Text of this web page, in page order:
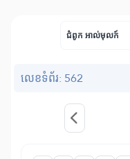
ជំពូក​ អាល់មុលក៍
លេខ​ទំព័រ: 562